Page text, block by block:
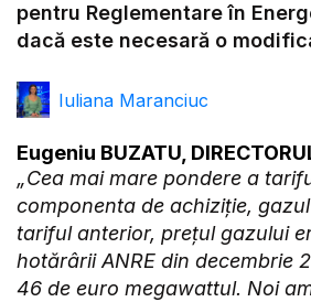
pentru Reglementare în
dacă este necesară o
Iuliana Maranciuc
Eugeniu BUZATU,
„Cea mai mare pondere a
componenta de achiziție,
tariful anterior, prețul gazului
hotărârii ANRE din decembrie
46 de euro megawattul. Noi